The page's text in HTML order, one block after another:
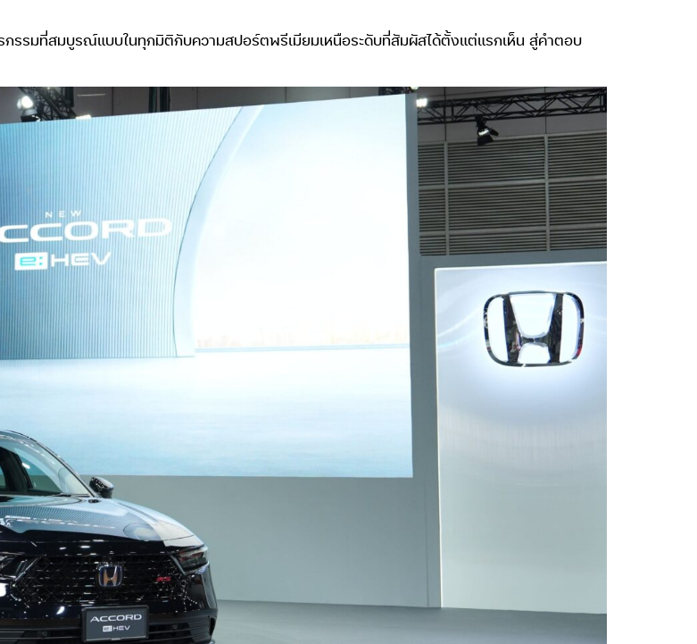
รรมที่สมบูรณ์แบบในทุกมิติกับความสปอร์ตพรีเมียมเหนือระดับที่สัมผัสได้ตั้งแต่แรกเห็น สู่คำตอบ